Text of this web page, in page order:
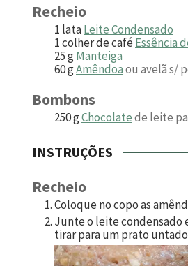
Recheio
1 lataLeite Condensado
1colher de caféEssência
25gManteiga
60gAmêndoaou avelã s/
Bombons
250gChocolatede leite
INSTRUÇÕES
Recheio
Coloque no copo as
Junte o leite condensado
tirar para um prato